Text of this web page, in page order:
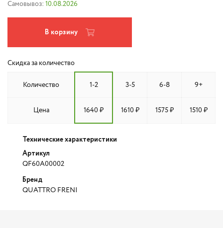
Самовывоз: 10.08.2026
В корзину
Скидка за количество
Количество 1-2 3-5 6-8 9+
Цена 1640 ₽ 1610 ₽ 1575 ₽ 1510 ₽
Технические характеристики
Артикул
QF60A00002
Бренд
QUATTRO FRENI